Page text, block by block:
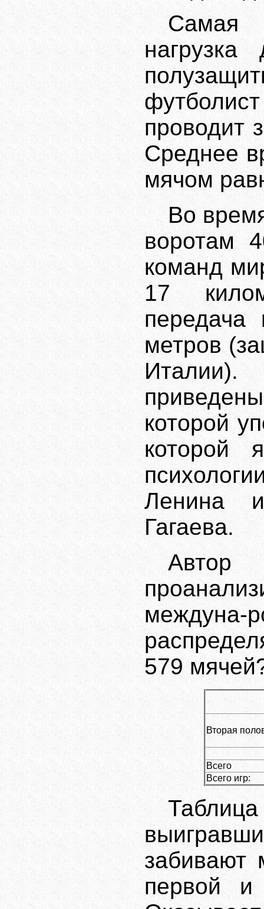
Самая
проводит
Среднее
мячом
Во
воротам
команд
17
метров
которой
которой
Ленина
Гагаева.
Автор
междуна-
579
Вторая
Всего
Всего игр:
забивают
первой и